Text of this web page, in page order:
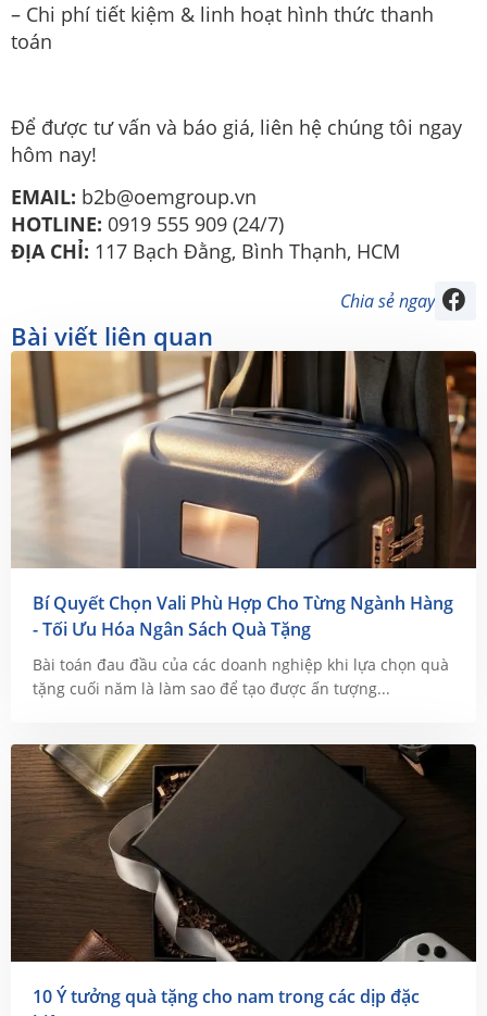
– Chi phí tiết kiệm & linh hoạt hình thức thanh
toán
Để được tư vấn và báo giá, liên hệ chúng tôi ngay
hôm nay!
EMAIL: b2b@oemgroup.vn
HOTLINE: 0919 555 909 (24/7)
ĐỊA CHỈ: 117 Bạch Đằng, Bình Thạnh, HCM
Chia sẻ ngay
Bài viết liên quan
Bí Quyết Chọn Vali Phù Hợp Cho Từng Ngành Hàng
- Tối Ưu Hóa Ngân Sách Quà Tặng
Bài toán đau đầu của các doanh nghiệp khi lựa chọn quà
tặng cuối năm là làm sao để tạo được ấn tượng...
10 Ý tưởng quà tặng cho nam trong các dịp đặc